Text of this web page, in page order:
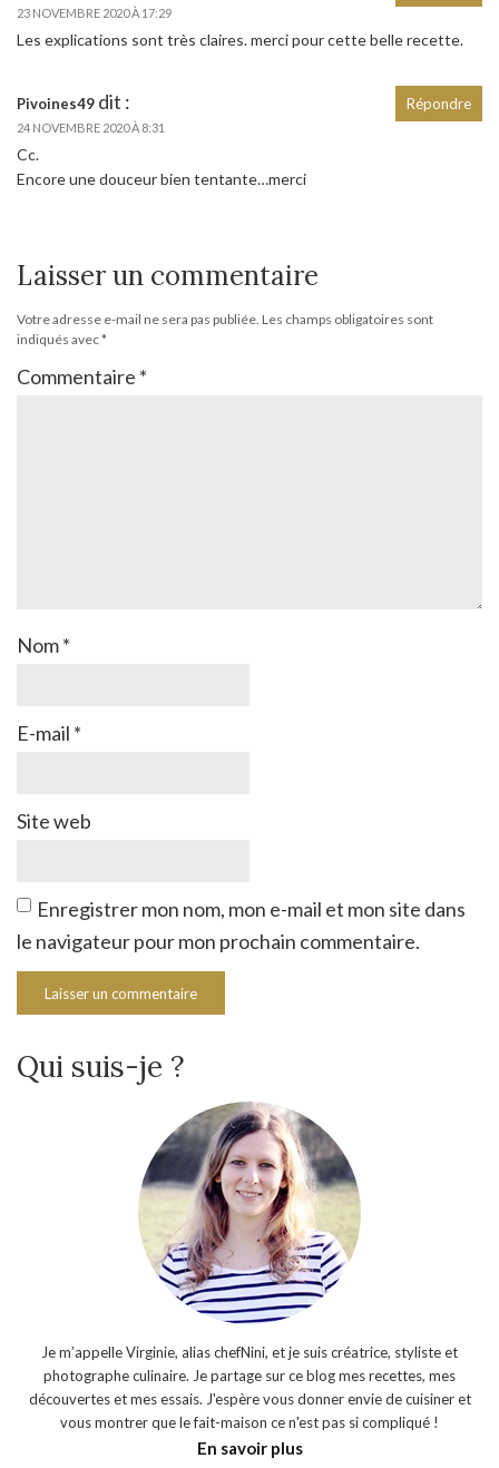
23 NOVEMBRE 2020 À 17:29
Les explications sont très claires. merci pour cette belle recette.
Pivoines49 dit :
24 NOVEMBRE 2020 À 8:31
Cc.
Encore une douceur bien tentante…merci
Répondre
Laisser un commentaire
Votre adresse e-mail ne sera pas publiée. Les champs obligatoires sont
indiqués avec*
Commentaire *
Nom*
E-mail *
Site web
Enregistrer mon nom, mon e-mail et mon site dans
le navigateur pour mon prochain commentaire.
Qui suis-je ?
Je m’appelle Virginie, alias chefNini, et je suis créatrice, styliste et
photographe culinaire. Je partage sur ce blog mes recettes, mes
découvertes et mes essais. J'espère vous donner envie de cuisiner et
vous montrer que le fait-maison ce n'est pas si compliqué !
En savoir plus